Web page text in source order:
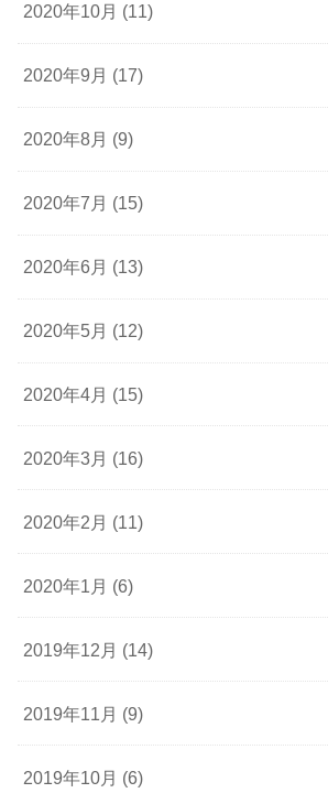
2020年10月 (11)
2020年9月 (17)
2020年8月 (9)
2020年7月 (15)
2020年6月 (13)
2020年5月 (12)
2020年4月 (15)
2020年3月 (16)
2020年2月 (11)
2020年1月 (6)
2019年12月 (14)
2019年11月 (9)
2019年10月 (6)